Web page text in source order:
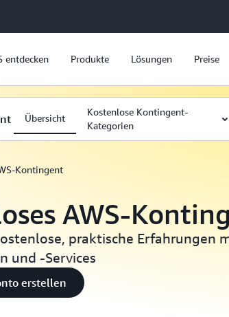
entdecken Produkte Lösungen Preise
Übersicht
Kostenlose Kontingent-
Kategorien
Kontingent
AWS-
praktische Erfahrungen
und -Services
erstellen